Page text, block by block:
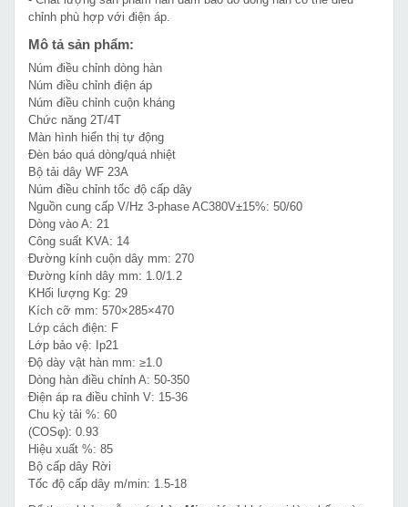
chỉnh phù hợp với điện áp.
Mô tả sản phẩm:
Núm điều chỉnh dòng hàn
Núm điều chỉnh điện áp
Núm điều chỉnh cuộn kháng
Chức năng 2T/4T
Màn hình hiển thị tự động
Đèn báo quá dòng/quá nhiệt
Bộ tải dây WF 23A
Núm điều chỉnh tốc độ cấp dây
Nguồn cung cấp V/Hz 3-phase AC380V±15%: 50/60
Dòng vào A: 21
Công suất KVA: 14
Đường kính cuộn dây mm: 270
Đường kính dây mm: 1.0/1.2
KHối lượng Kg: 29
Kích cỡ mm: 570×285×470
Lớp cách điện: F
Lớp bảo vệ: Ip21
Độ dày vật hàn mm: ≥1.0
Dòng hàn điều chỉnh A: 50-350
Điện áp ra điều chỉnh V: 15-36
Chu kỳ tải %: 60
(COSφ): 0.93
Hiệu xuất %: 85
Bộ cấp dây Rời
Tốc độ cấp dây m/min: 1.5-18